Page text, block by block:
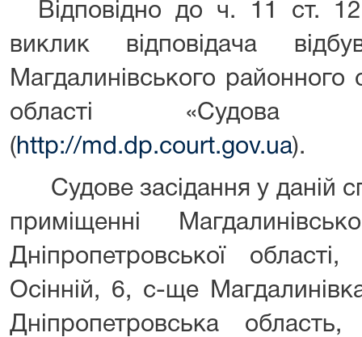
Відповідно до ч. 11 ст.
виклик відповідача
Магдалинівського районного
області «Судова
( http://md.dp.court.gov.ua).
Судове засідання у даній
приміщенні
Дніпропетровської
Осінній, 6, с-ще
Дніпропетровська